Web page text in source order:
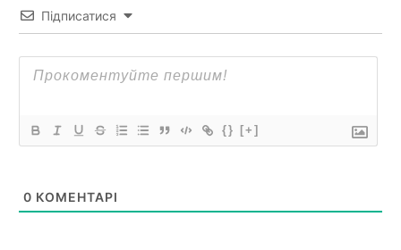
Підписатися
{} [+]
0 КОМЕНТАРІ